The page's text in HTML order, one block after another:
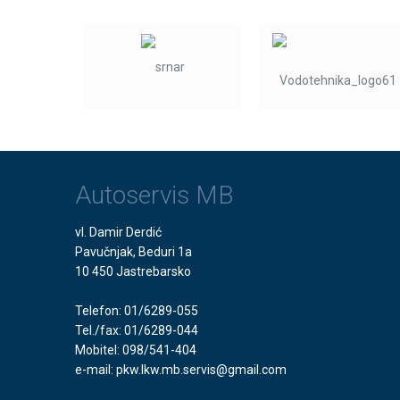
Autoservis MB
vl. Damir Derdić
Pavučnjak, Beduri 1a
10 450 Jastrebarsko
Telefon: 01/6289-055
Tel./fax: 01/6289-044
Mobitel: 098/541-404
e-mail: pkw.lkw.mb.servis@gmail.com